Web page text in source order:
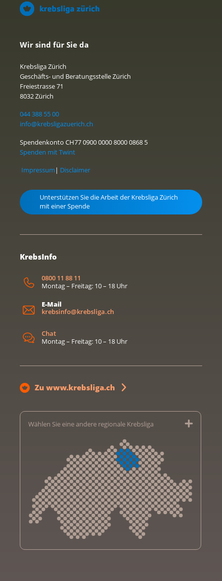
Wir sind für Sie da
Krebsliga Zürich
Geschäfts- und Beratungsstelle Zürich
Freiestrasse 71
8032 Zürich
044 388 55 00
info@krebsligazuerich.ch
Spendenkonto CH77 0900 0000 8000 0868 5
Spenden mit Twint
Impressum | Disclaimer
Unterstützen Sie die Arbeit der Krebsliga Zürich
mit einer Spende
KrebsInfo
0800 11 88 11
Montag – Freitag: 10 – 18 Uhr
E-Mail
krebsinfo@krebsliga.ch
Chat
Montag – Freitag: 10 – 18 Uhr
Zu www.krebsliga.ch
Wählen Sie eine andere regionale Krebsliga